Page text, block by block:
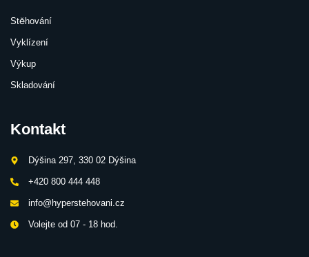
Stěhování
Vyklízení
Výkup
Skladování
Kontakt
Dýšina 297, 330 02 Dýšina
+420 800 444 448
info@hyperstehovani.cz
Volejte od 07 - 18 hod.